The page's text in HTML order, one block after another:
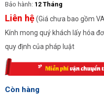
Bảo hành: 12 Tháng
Liên hệ(Giá chưa bao gồm
Kính mong quý khách lấy hóa
quy định của pháp luật
Còn hàng